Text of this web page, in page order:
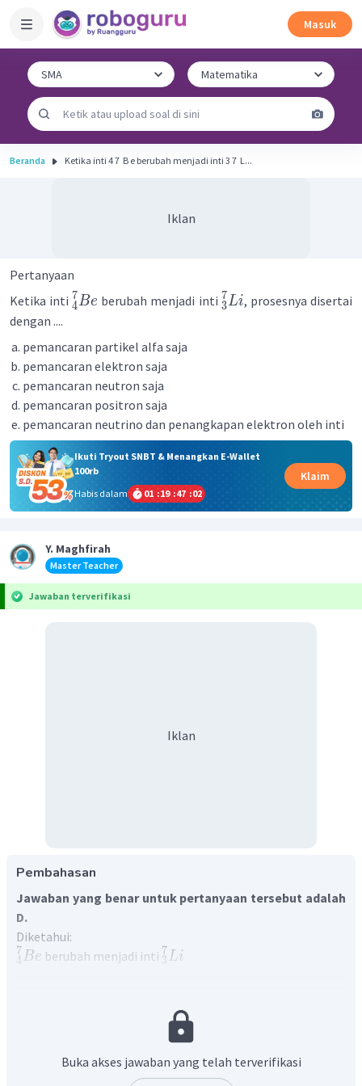
Masuk
Beranda Ketika inti 4 7 ​ B e berubah menjadi inti 3 7 ​ L...
Iklan
Pertanyaan
Ketika inti 4
7Be berubah menjadi inti 3
7Li, prosesnya disertai
dengan ....
pemancaran partikel alfa saja
pemancaran elektron saja
pemancaran neutron saja
pemancaran positron saja
pemancaran neutrino dan penangkapan elektron oleh inti
Ikuti Tryout SNBT & Menangkan E-Wallet
100rb
Habis dalam
01 :19 :47 :01
Klaim
Y. Maghfirah
Master Teacher
Jawaban terverifikasi
Iklan
Pembahasan
Jawaban yang benar untuk pertanyaan tersebut adalah
D.
Diketahui:
4
7 Be berubah menjadi inti 3
7 Li
Reaksi inti merupakan reaksi yang terjadi jika suatu inti
atom induk ditembak dengan partkel yang berenergi dan
sejumlah energi. Dalam permasalahan ini, unsur
Buka akses jawaban yang telah terverifikasi